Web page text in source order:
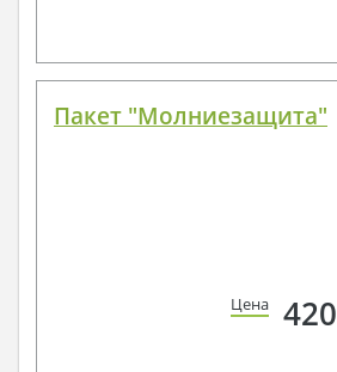
Пакет "Молниезащита"
Цена 420